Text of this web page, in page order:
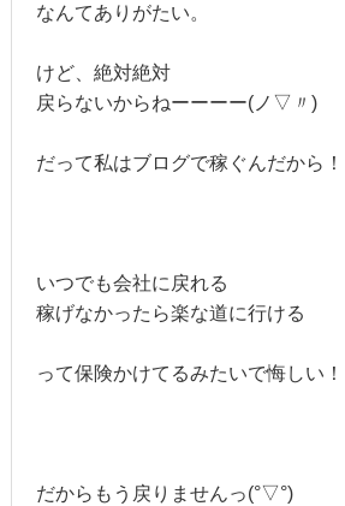
なんてありがたい。
けど、絶対絶対
戻らないからねーーーー(ノ▽〃)
だって私はブログで稼ぐんだから！
いつでも会社に戻れる
稼げなかったら楽な道に行ける
って保険かけてるみたいで悔しい！
だからもう戻りませんっ(°▽°)